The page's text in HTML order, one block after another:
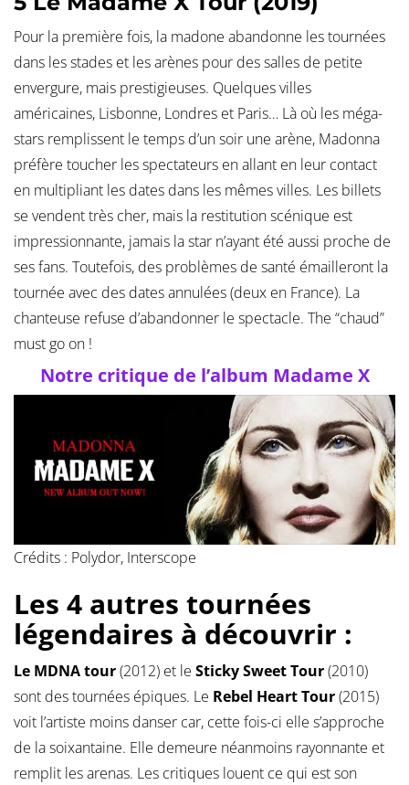
Pour la première fois, la madone abandonne les tournées
dans les stades et les arènes pour des salles de petite
envergure, mais prestigieuses. Quelques villes
américaines, Lisbonne, Londres et Paris… Là où les méga-
stars remplissent le temps d’un soir une arène, Madonna
préfère toucher les spectateurs en allant en leur contact
en multipliant les dates dans les mêmes villes. Les billets
se vendent très cher, mais la restitution scénique est
impressionnante, jamais la star n’ayant été aussi proche de
ses fans. Toutefois, des problèmes de santé émailleront la
tournée avec des dates annulées (deux en France). La
chanteuse refuse d’abandonner le spectacle. The “chaud”
must go on !
Notre critique de l’album Madame X
Crédits : Polydor, Interscope
Les 4 autres tournées
légendaires à découvrir :
Le MDNA tour(2012) et le Sticky Sweet Tour(2010)
sont des tournées épiques. Le Rebel Heart Tour(2015)
voit l’artiste moins danser car, cette fois-ci elle s’approche
de la soixantaine. Elle demeure néanmoins rayonnante et
remplit les arenas. Les critiques louent ce qui est son